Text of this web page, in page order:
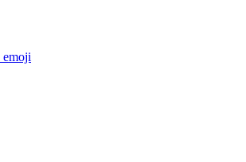
emoji